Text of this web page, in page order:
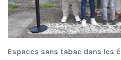
Espaces sans tabac dans les